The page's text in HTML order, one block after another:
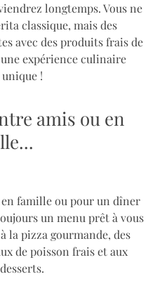
longtemps. Vous ne
classique, mais des
avec des produits frais de
expérience culinaire
!
amis ou en
famille ou pour un dîner
un menu prêt à vous
la pizza gourmande, des
de poisson frais et aux